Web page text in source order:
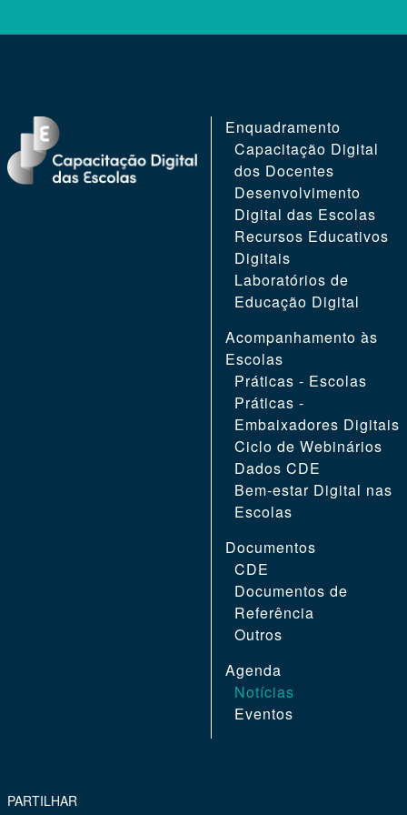
REGION
FOOTER
FIRST
REGION
FOOTER
SECOND
NAVEGAÇÃO
PRINCIPAL
Enquadramento
Capacitação Digital
dos Docentes
Desenvolvimento
Digital das Escolas
Recursos Educativos
Digitais
Laboratórios de
Educação Digital
Acompanhamento às
Escolas
Práticas - Escolas
Práticas -
Embaixadores Digitais
Ciclo de Webinários
Dados CDE
Bem-estar Digital nas
Escolas
Documentos
CDE
Documentos de
Referência
Outros
Agenda
Notícias
Eventos
REGION
PARTILHAR